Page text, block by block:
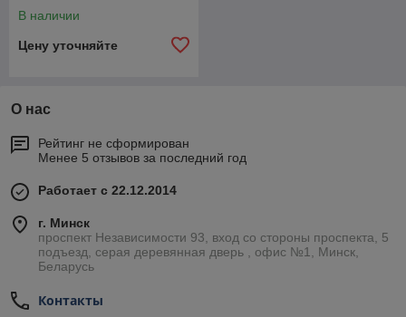
В наличии
Цену уточняйте
О нас
Рейтинг не сформирован
Менее 5 отзывов за последний год
Работает с 22.12.2014
г. Минск
проспект Независимости 93, вход со стороны проспекта, 5
подъезд, серая деревянная дверь , офис №1, Минск,
Беларусь
Контакты